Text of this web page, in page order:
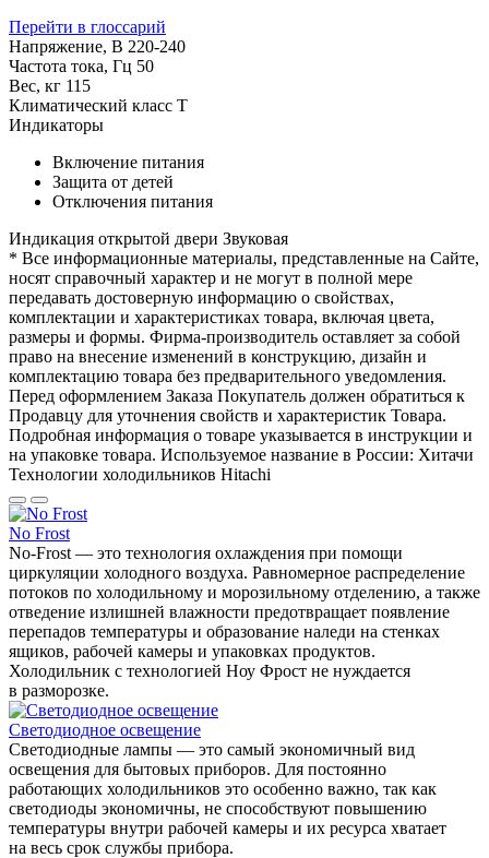
Перейти в глоссарий
Напряжение, В 220-240
Частота тока, Гц 50
Вес, кг 115
Климатический класс T
Индикаторы
Включение питания
Защита от детей
Отключения питания
Индикация открытой двери Звуковая
* Все информационные материалы, представленные на Сайте,
носят справочный характер и не могут в полной мере
передавать достоверную информацию о свойствах,
комплектации и характеристиках товара, включая цвета,
размеры и формы. Фирма-производитель оставляет за собой
право на внесение изменений в конструкцию, дизайн и
комплектацию товара без предварительного уведомления.
Перед оформлением Заказа Покупатель должен обратиться к
Продавцу для уточнения свойств и характеристик Товара.
Подробная информация о товаре указывается в инструкции и
на упаковке товара. Используемое название в России: Хитачи
Технологии холодильников Hitachi
No Frost
No-Frost — это технология охлаждения при помощи
циркуляции холодного воздуха. Равномерное распределение
потоков по холодильному и морозильному отделению, а также
отведение излишней влажности предотвращает появление
перепадов температуры и образование наледи на стенках
ящиков, рабочей камеры и упаковках продуктов.
Холодильник с технологией Ноу Фрост не нуждается
в разморозке.
Светодиодное освещение
Светодиодные лампы — это самый экономичный вид
освещения для бытовых приборов. Для постоянно
работающих холодильников это особенно важно, так как
светодиоды экономичны, не способствуют повышению
температуры внутри рабочей камеры и их ресурса хватает
на весь срок службы прибора.